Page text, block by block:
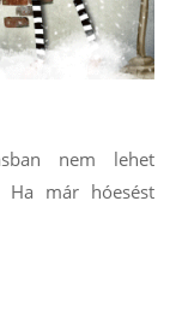
nem lehet
már hóesést